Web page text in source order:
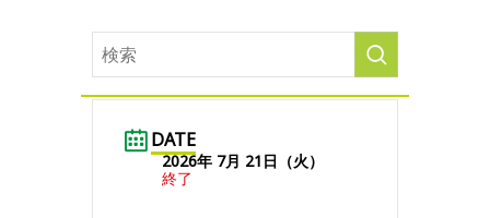
DATE
2026年 7月 21日（火）
終了